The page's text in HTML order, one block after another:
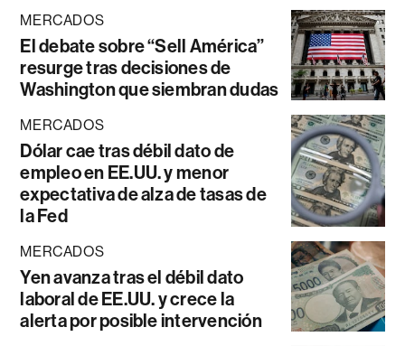
MERCADOS
El debate sobre “Sell América”
resurge tras decisiones de
Washington que siembran dudas
MERCADOS
Dólar cae tras débil dato de
empleo en EE.UU. y menor
expectativa de alza de tasas de
la Fed
MERCADOS
Yen avanza tras el débil dato
laboral de EE.UU. y crece la
alerta por posible intervención